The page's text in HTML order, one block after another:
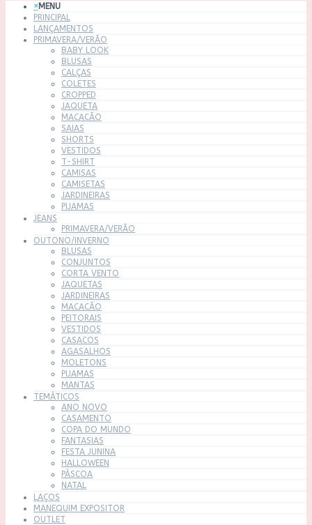
×MENU
PRINCIPAL
LANÇAMENTOS
PRIMAVERA/VERÃO
BABY LOOK
BLUSAS
CALÇAS
COLETES
CROPPED
JAQUETA
MACACÃO
SAIAS
SHORTS
VESTIDOS
T-SHIRT
CAMISAS
CAMISETAS
JARDINEIRAS
PIJAMAS
JEANS
PRIMAVERA/VERÃO
OUTONO/INVERNO
BLUSAS
CONJUNTOS
CORTA VENTO
JAQUETAS
JARDINEIRAS
MACACÃO
PEITORAIS
VESTIDOS
CASACOS
AGASALHOS
MOLETONS
PIJAMAS
MANTAS
TEMÁTICOS
ANO NOVO
CASAMENTO
COPA DO MUNDO
FANTASIAS
FESTA JUNINA
HALLOWEEN
PÁSCOA
NATAL
LAÇOS
MANEQUIM EXPOSITOR
OUTLET